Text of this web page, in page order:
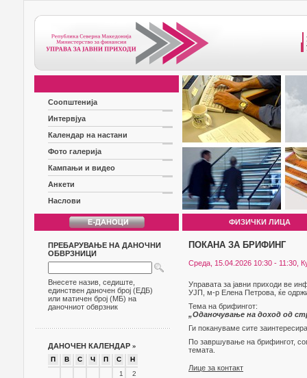
Соопштенија
Интервјуа
Календар на настани
Фото галерија
Кампањи и видео
Анкети
Наслови
ФИЗИЧКИ ЛИЦА
ПРЕБАРУВАЊЕ НА ДАНОЧНИ
ОБВРЗНИЦИ
Внесете назив, седиште,
единствен даночен број (ЕДБ)
или матичен број (МБ) на
даночниот обврзник
ДАНОЧЕН КАЛЕНДАР »
П В С Ч П С
Н
1
2
ПОКАНА ЗА БРИФИНГ
Среда, 15.04.2026 10:30 - 11:30,
Управата за јавни приходи ве
УЈП, м-р Елена Петрова, ќе
Тема на брифингот:
„Оданочување на доход од
Ги покануваме сите
По завршување на брифингот,
темата.
Лице за контакт